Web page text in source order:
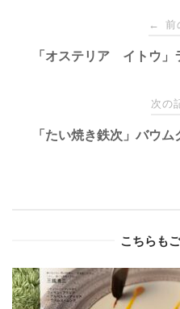
navigation
← 前
「オステリア イトウ
次の
「たい焼き鉄次」バウ
こちらも